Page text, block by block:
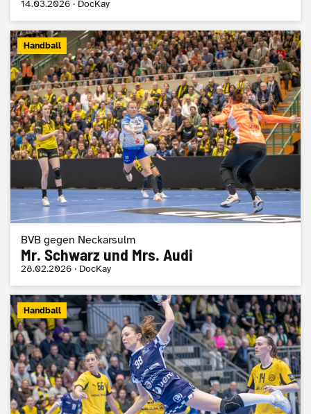
14.03.2026 · DocKay
Handball
BVB gegen Neckarsulm
Mr. Schwarz und Mrs. Audi
28.02.2026 · DocKay
Handball